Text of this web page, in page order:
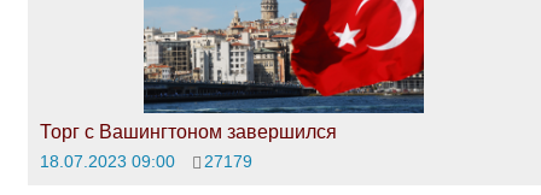
Торг с Вашингтоном завершился
18.07.2023 09:00 27179